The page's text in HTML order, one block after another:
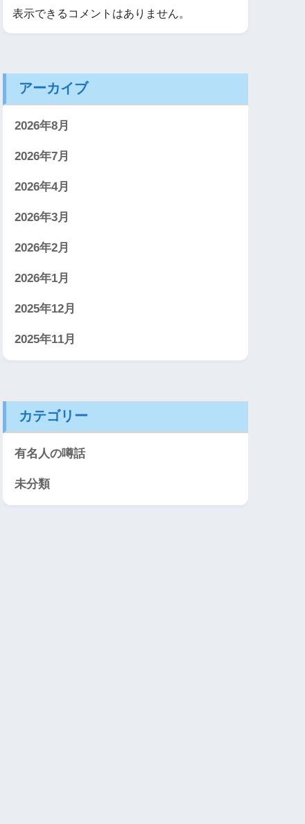
表示できるコメントはありません。
アーカイブ
2026年8月
2026年7月
2026年4月
2026年3月
2026年2月
2026年1月
2025年12月
2025年11月
カテゴリー
有名人の噂話
未分類